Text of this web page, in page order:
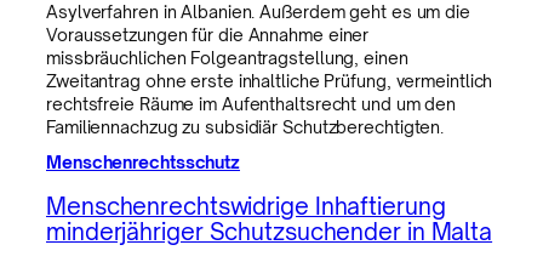
Asylverfahren in Albanien. Außerdem geht es um die
Voraussetzungen für die Annahme einer
missbräuchlichen Folgeantragstellung, einen
Zweitantrag ohne erste inhaltliche Prüfung, vermeintlich
rechtsfreie Räume im Aufenthaltsrecht und um den
Familiennachzug zu subsidiär Schutzberechtigten.
Menschenrechtsschutz
Menschenrechtswidrige Inhaftierung
minderjähriger Schutzsuchender in Malta